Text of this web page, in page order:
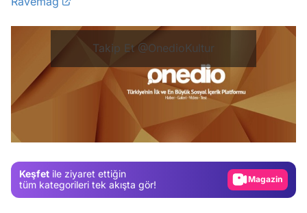
Takip Et @OnedioKultur
Keşfet ile ziyaret ettiğin
tüm kategorileri tek akışta gör!
Test
Magazin
Video